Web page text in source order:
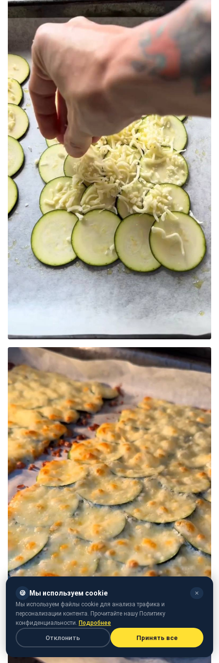
🍪 Мы используем cookie ✕
Мы используем файлы cookie для анализа трафика и
персонализации контента. Прочитайте нашу Политику
конфиденциальности. Подробнее
Отклонить Принять все